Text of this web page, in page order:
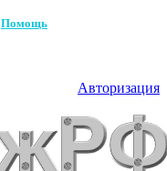
Помощь
Авторизация